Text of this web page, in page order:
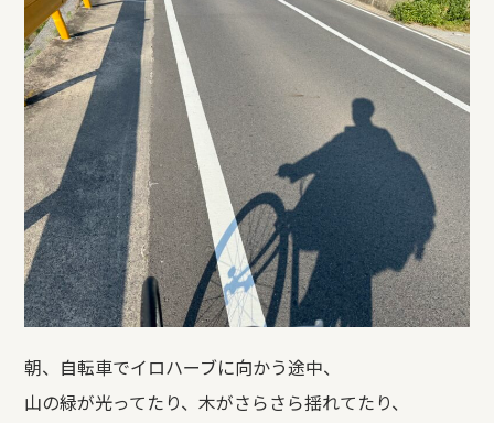
モデルハウス来場予約
新築住宅のお問い合わせ
リフォームのお問い合わせ
朝、自転車でイロハーブに向かう途中、
山の緑が光ってたり、木がさらさら揺れてたり、